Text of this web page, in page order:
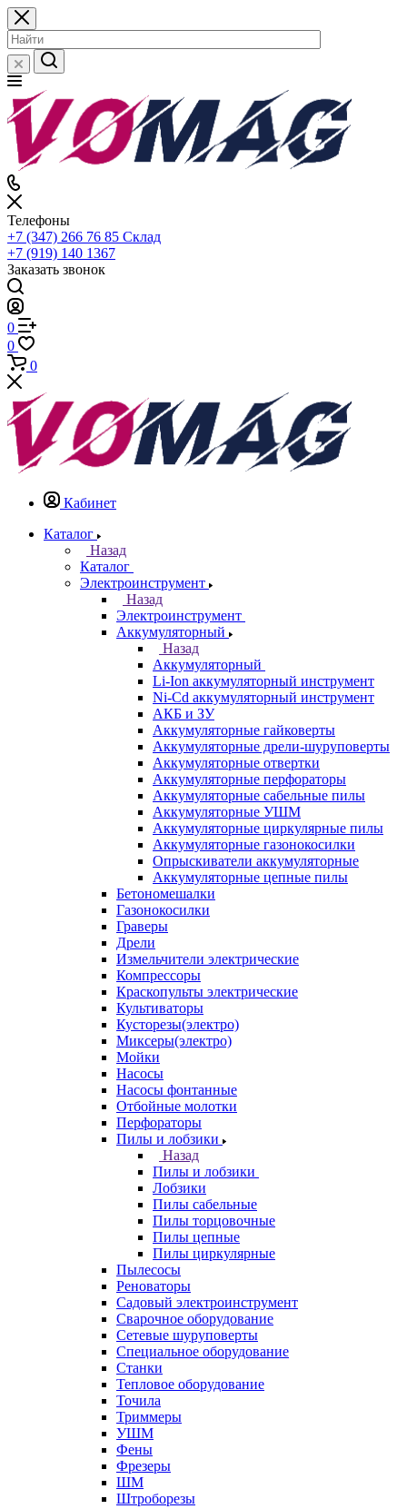
Телефоны
+7 (347) 266 76 85 Склад
+7 (919) 140 1367
Заказать звонок
0
0
0
Кабинет
Каталог
Назад
Каталог
Электроинструмент
Назад
Электроинструмент
Аккумуляторный
Назад
Аккумуляторный
Li-Ion аккумуляторный инструмент
Ni-Cd аккумуляторный инструмент
АКБ и ЗУ
Аккумуляторные гайковерты
Аккумуляторные дрели-шуруповерты
Аккумуляторные отвертки
Аккумуляторные перфораторы
Аккумуляторные сабельные пилы
Аккумуляторные УШМ
Аккумуляторные циркулярные пилы
Аккумуляторные газонокосилки
Опрыскиватели аккумуляторные
Аккумуляторные цепные пилы
Бетономешалки
Газонокосилки
Граверы
Дрели
Измельчители электрические
Компрессоры
Краскопульты электрические
Культиваторы
Кусторезы(электро)
Миксеры(электро)
Мойки
Насосы
Насосы фонтанные
Отбойные молотки
Перфораторы
Пилы и лобзики
Назад
Пилы и лобзики
Лобзики
Пилы сабельные
Пилы торцовочные
Пилы цепные
Пилы циркулярные
Пылесосы
Реноваторы
Садовый электроинструмент
Сварочное оборудование
Сетевые шуруповерты
Специальное оборудование
Станки
Тепловое оборудование
Точила
Триммеры
УШМ
Фены
Фрезеры
ШМ
Штроборезы